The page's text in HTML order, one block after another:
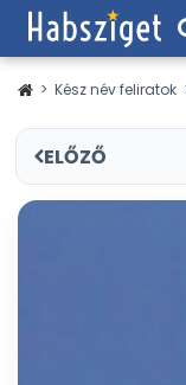
> Kész név feliratok
ELŐZŐ